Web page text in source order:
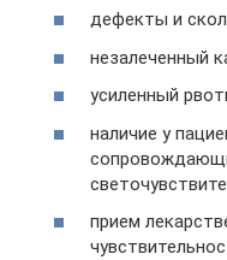
дефекты и
незалеченный
усиленный
наличие у
прием